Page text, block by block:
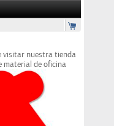
visitar nuestra tienda
material de oficina